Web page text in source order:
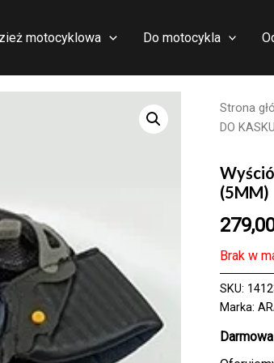
motocyklowa Do motocykla
Strona
DO
(5MM)
Brak w
SKU:
Marka: